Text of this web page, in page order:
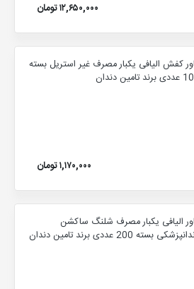
۱۲,۶۵۰,۰۰۰ تومان
کفش الیافی یکبار مصرف غیر استریل بسته
تامین دندان
۱,۱۷۰,۰۰۰ تومان
الیافی یکبار مصرف شلنگ ساکشن
بسته 200 عددی برند تامین دندان